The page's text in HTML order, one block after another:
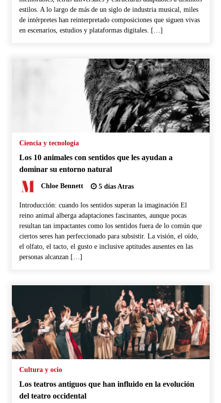
estilos. A lo largo de más de un siglo de industria musical, miles
de intérpretes han reinterpretado composiciones que siguen vivas
en escenarios, estudios y plataformas digitales. […]
Ciencia y tecnología
Los 10 animales con sentidos que les ayudan a
dominar su entorno natural
Chloe Bennett 5 días Atras
Introducción: cuando los sentidos superan la imaginación El
reino animal alberga adaptaciones fascinantes, aunque pocas
resultan tan impactantes como los sentidos fuera de lo común que
ciertos seres han perfeccionado para subsistir. La visión, el oído,
el olfato, el tacto, el gusto e inclusive aptitudes ausentes en las
personas alcanzan […]
Cultura y ocio
Los teatros antiguos que han influido en la evolución
del teatro occidental